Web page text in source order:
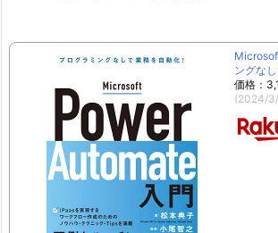
ングな
価格：
(2024/